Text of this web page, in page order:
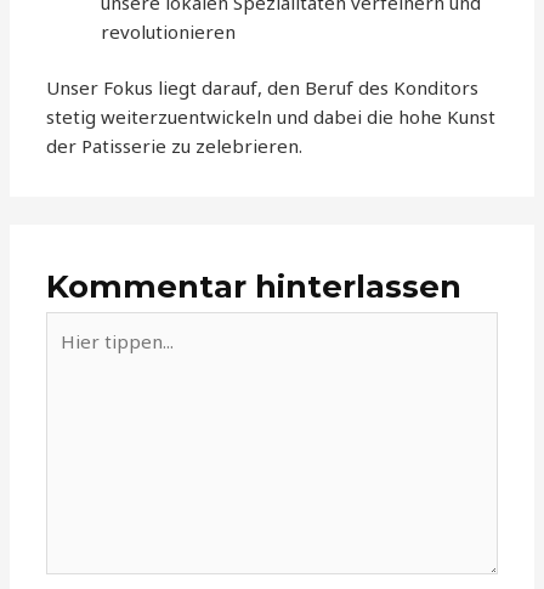
revolutionieren
Unser Fokus liegt darauf, den Beruf des Konditors
stetig weiterzuentwickeln und dabei die hohe Kunst
der Patisserie zu zelebrieren.
Kommentar hinterlassen
tippen...